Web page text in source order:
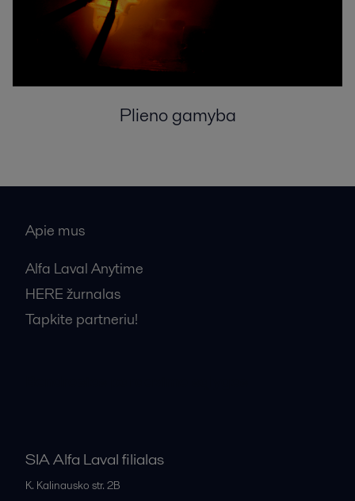
Plieno gamyba
Apie mus
Alfa Laval Anytime
HERE žurnalas
Tapkite partneriu!
SIA Alfa Laval filialas
K. Kalinausko str. 2B